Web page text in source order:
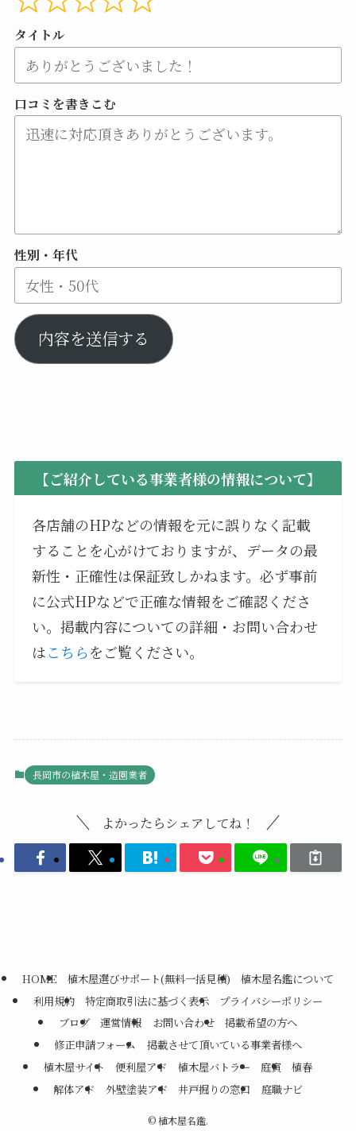
タイトル
口コミを書きこむ
性別・年代
内容を送信する
【ご紹介している事業者様の情報について】
各店舗のHPなどの情報を元に誤りなく記載
することを心がけておりますが、データの最
新性・正確性は保証致しかねます。必ず事前
に公式HPなどで正確な情報をご確認くださ
い。掲載内容についての詳細・お問い合わせ
はこちらをご覧ください。
長岡市の植木屋・造園業者
よかったらシェアしてね！
HOME 植木屋選びサポート(無料一括見積)
植木屋名鑑について
利用規約
特定商取引法に基づく表示
プライバシーポリシー
ブログ
運営情報 お問い合わせ
掲載希望の方へ
修正申請フォーム
掲載させて頂いている事業者様へ
植木屋サイト
便利屋アド 植木屋バトラー 庭寅
植春
解体アド
外壁塗装アド 井戸掘りの窓口 庭職ナビ
©植木屋名鑑.